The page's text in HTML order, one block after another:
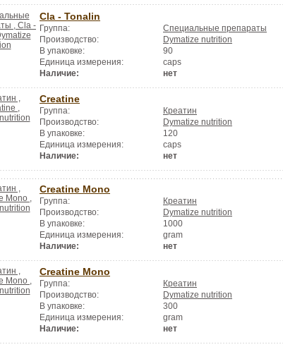
Cla - Tonalin
Группа:
Специальные препараты
Производство:
Dymatize nutrition
В упаковке:
90
Единица измерения:
caps
Наличие:
нет
Creatine
Группа:
Креатин
Производство:
Dymatize nutrition
В упаковке:
120
Единица измерения:
caps
Наличие:
нет
Creatine Mono
Группа:
Креатин
Производство:
Dymatize nutrition
В упаковке:
1000
Единица измерения:
gram
Наличие:
нет
Creatine Mono
Группа:
Креатин
Производство:
Dymatize nutrition
В упаковке:
300
Единица измерения:
gram
Наличие:
нет